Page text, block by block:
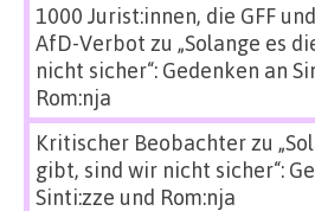
1000 Jurist:innen, die GFF
AfD-Verbot zu „Solange es
nicht sicher“: Gedenken an
Rom:nja
Kritischer Beobachterzu
gibt, sind wir nicht sicher“:
Sinti:zze und Rom:nja